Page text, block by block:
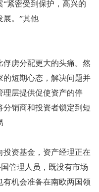
紧密受到保护，高兴的
展。”其他
俘虏分配更大的头痛。然
的短期心态，解决问题并
理层提供促使资产的停
销商和投资者锁定到短
投资基金，资产经理正在
管理人员，既没有市场
机会准备在南欧两国领